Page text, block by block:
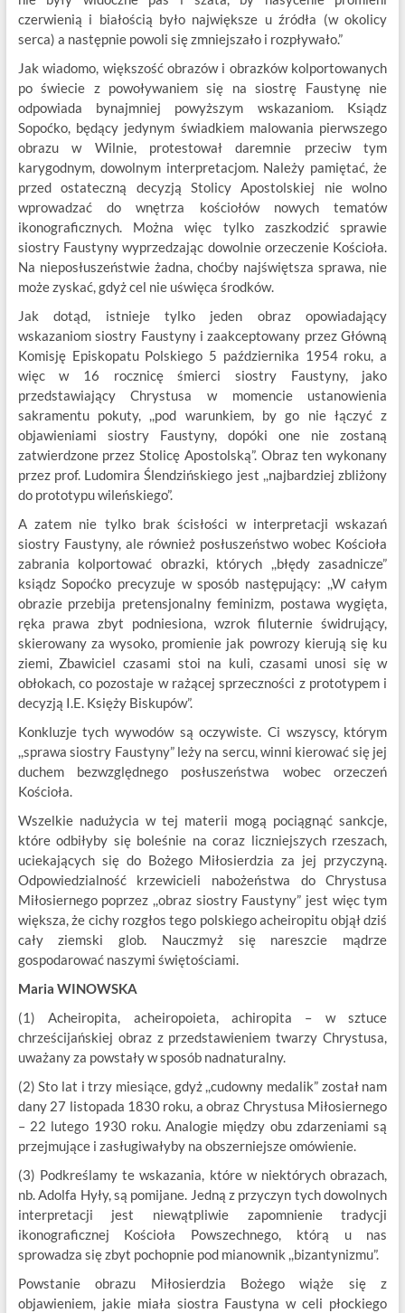
czerwienią i białością było największe u źródła (w okolicy
serca) a następnie powoli się zmniejszało i rozpływało.”
Jak wiadomo, większość obrazów i obrazków kolportowanych
po świecie z powoływaniem się na siostrę Faustynę nie
odpowiada bynajmniej powyższym wskazaniom. Ksiądz
Sopoćko, będący jedynym świadkiem malowania pierwszego
obrazu w Wilnie, protestował daremnie przeciw tym
karygodnym, dowolnym interpretacjom. Należy pamiętać, że
przed ostateczną decyzją Stolicy Apostolskiej nie wolno
wprowadzać do wnętrza kościołów nowych tematów
ikonograficznych. Można więc tylko zaszkodzić sprawie
siostry Faustyny wyprzedzając dowolnie orzeczenie Kościoła.
Na nieposłuszeństwie żadna, choćby najświętsza sprawa, nie
może zyskać, gdyż cel nie uświęca środków.
Jak dotąd, istnieje tylko jeden obraz opowiadający
wskazaniom siostry Faustyny i zaakceptowany przez Główną
Komisję Episkopatu Polskiego 5 października 1954 roku, a
więc w 16 rocznicę śmierci siostry Faustyny, jako
przedstawiający Chrystusa w momencie ustanowienia
sakramentu pokuty, ,,pod warunkiem, by go nie łączyć z
objawieniami siostry Faustyny, dopóki one nie zostaną
zatwierdzone przez Stolicę Apostolską”. Obraz ten wykonany
przez prof. Ludomira Ślendzińskiego jest ,,najbardziej zbliżony
do prototypu wileńskiego”.
A zatem nie tylko brak ścisłości w interpretacji wskazań
siostry Faustyny, ale również posłuszeństwo wobec Kościoła
zabrania kolportować obrazki, których ,,błędy zasadnicze”
ksiądz Sopoćko precyzuje w sposób następujący: ,,W całym
obrazie przebija pretensjonalny feminizm, postawa wygięta,
ręka prawa zbyt podniesiona, wzrok filuternie świdrujący,
skierowany za wysoko, promienie jak powrozy kierują się ku
ziemi, Zbawiciel czasami stoi na kuli, czasami unosi się w
obłokach, co pozostaje w rażącej sprzeczności z prototypem i
decyzją I.E. Księży Biskupów”.
Konkluzje tych wywodów są oczywiste. Ci wszyscy, którym
,,sprawa siostry Faustyny” leży na sercu, winni kierować się jej
duchem bezwzględnego posłuszeństwa wobec orzeczeń
Kościoła.
Wszelkie nadużycia w tej materii mogą pociągnąć sankcje,
które odbiłyby się boleśnie na coraz liczniejszych rzeszach,
uciekających się do Bożego Miłosierdzia za jej przyczyną.
Odpowiedzialność krzewicieli nabożeństwa do Chrystusa
Miłosiernego poprzez ,,obraz siostry Faustyny” jest więc tym
większa, że cichy rozgłos tego polskiego acheiropitu objął dziś
cały ziemski glob. Nauczmyż się nareszcie mądrze
gospodarować naszymi świętościami.
Maria WINOWSKA
(1) Acheiropita, acheiropoieta, achiropita – w sztuce
chrześcijańskiej obraz z przedstawieniem twarzy Chrystusa,
uważany za powstały w sposób nadnaturalny.
(2) Sto lat i trzy miesiące, gdyż ,,cudowny medalik” został nam
dany 27 listopada 1830 roku, a obraz Chrystusa Miłosiernego
– 22 lutego 1930 roku. Analogie między obu zdarzeniami są
przejmujące i zasługiwałyby na obszerniejsze omówienie.
(3) Podkreślamy te wskazania, które w niektórych obrazach,
nb. Adolfa Hyły, są pomijane. Jedną z przyczyn tych dowolnych
interpretacji jest niewątpliwie zapomnienie tradycji
ikonograficznej Kościoła Powszechnego, którą u nas
sprowadza się zbyt pochopnie pod mianownik ,,bizantynizmu”.
Powstanie obrazu Miłosierdzia Bożego wiąże się z
objawieniem, jakie miała siostra Faustyna w celi płockiego